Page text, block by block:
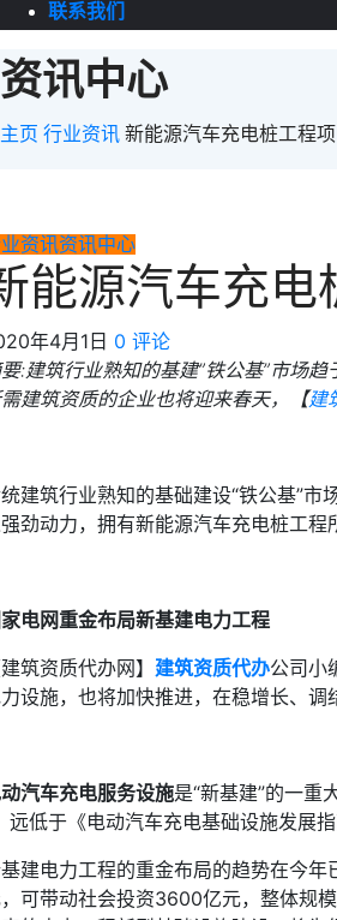
联系我们
资讯中心
主页 行业资讯 新能源汽车充电桩工程
资讯资讯中心
能源汽车充电
年4月1日 0 评论
:建筑行业熟知的基建”铁公基”市场
建筑资质的企业也将迎来春天，【建
建筑行业熟知的基础建设“铁公基”
劲动力，拥有新能源汽车充电桩工程
电网重金布局新基建电力工程
筑资质代办网】 建筑资质代办公司小
设施，也将加快推进，在稳增长、调
汽车充电服务设施是“新基建”的一
远低于《电动汽车充电基础设施发展
建电力工程的重金布局的趋势在今
可带动社会投资3600亿元，整体规